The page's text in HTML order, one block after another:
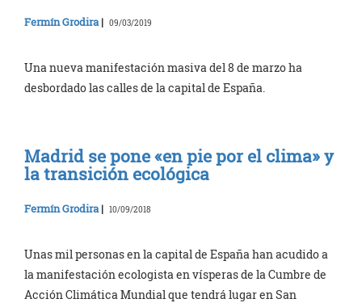
Fermín Grodira | 09/03/2019
Una nueva manifestación masiva del 8 de marzo ha
desbordado las calles de la capital de España.
Madrid se pone «en pie por el clima» y
la transición ecológica
Fermín Grodira | 10/09/2018
Unas mil personas en la capital de España han acudido a
la manifestación ecologista en vísperas de la Cumbre de
Acción Climática Mundial que tendrá lugar en San